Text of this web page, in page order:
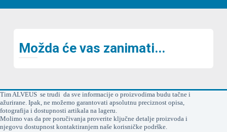
Možda će vas zanimati...
Tim ALVEUS se trudi da sve informacije o proizvodima budu tačne i
ažurirane. Ipak, ne možemo garantovati apsolutnu preciznost opisa,
fotografija i dostupnosti artikala na lageru.
Molimo vas da pre poručivanja proverite ključne detalje proizvoda i
njegovu dostupnost kontaktiranjem naše korisničke podrške.